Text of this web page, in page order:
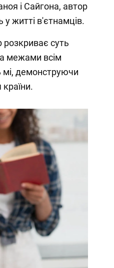
і Сайгона, автор
у житті в'єтнамців.
розкриває суть
межами всім
мі, демонструючи
країни.